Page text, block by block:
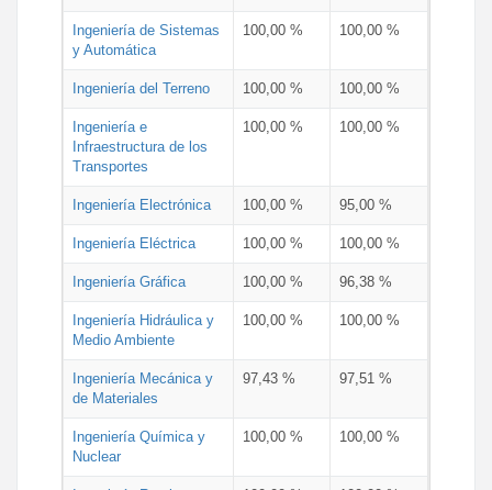
Ingeniería de Sistemas
y Automática
100,00 % 100,00 %
Ingeniería del Terreno 100,00 % 100,00 %
Ingeniería e
Infraestructura de los
Transportes
100,00 % 100,00 %
Ingeniería Electrónica 100,00 % 95,00 %
Ingeniería Eléctrica 100,00 % 100,00 %
Ingeniería Gráfica 100,00 % 96,38 %
Ingeniería Hidráulica y
Medio Ambiente
100,00 % 100,00 %
Ingeniería Mecánica y
de Materiales
97,43 % 97,51 %
Ingeniería Química y
Nuclear
100,00 % 100,00 %